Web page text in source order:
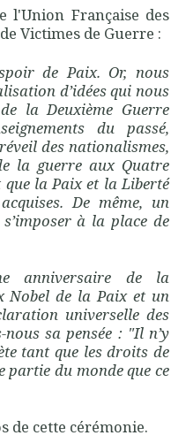
l'Union Française des
Victimes de Guerre :
de Paix. Or, nous
d’idées qui nous
la Deuxième Guerre
du passé,
des nationalismes,
la guerre aux Quatre
la Paix et la Liberté
De même, un
à la place de
anniversaire de la
Nobel de la Paix et un
universelle des
sa pensée : "Il n’y
tant que les droits de
partie du monde que ce
de cette cérémonie.